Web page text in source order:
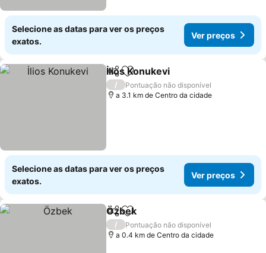
Selecione as datas para ver os preços
exatos.
Ver preços
PartilharAdicionar aos favoritos
İlios Konukevi
/
Pontuação não disponível
a 3.1 km de Centro da cidade
Selecione as datas para ver os preços
exatos.
Ver preços
PartilharAdicionar aos favoritos
Özbek
/
Pontuação não disponível
a 0.4 km de Centro da cidade